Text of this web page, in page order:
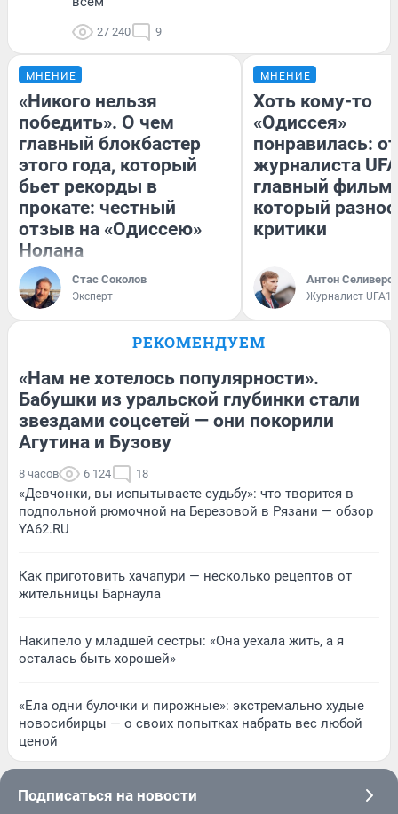
27 240 9
МНЕНИЕ
«Никого нельзя
победить». О чем
главный блокбастер
этого года, который
бьет рекорды в
прокате: честный
отзыв на «Одиссею»
Нолана
Стас Соколов
Эксперт
МНЕНИЕ
Хоть кому-то
«Одиссея»
понравилась:
журналиста
главный фильм
который
критики
Антон
Журналист
РЕКОМЕНДУЕМ
«Нам не хотелось популярности».
Бабушки из уральской глубинки стали
звездами соцсетей — они покорили
Агутина и Бузову
8 часов 6 124 18
«Девчонки, вы испытываете судьбу»: что творится в
подпольной рюмочной на Березовой в Рязани — обзор
YA62.RU
Как приготовить хачапури — несколько рецептов от
жительницы Барнаула
Накипело у младшей сестры: «Она уехала жить, а я
осталась быть хорошей»
«Ела одни булочки и пирожные»: экстремально худые
новосибирцы — о своих попытках набрать вес любой
ценой
Подписаться на новости